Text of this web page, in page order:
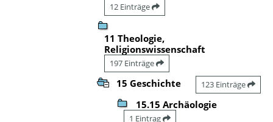
12 Einträge
11 Theologie,
Religionswissenschaft
197 Einträge
15 Geschichte 123 Einträge
15.15 Archäologie
1 Eintrag